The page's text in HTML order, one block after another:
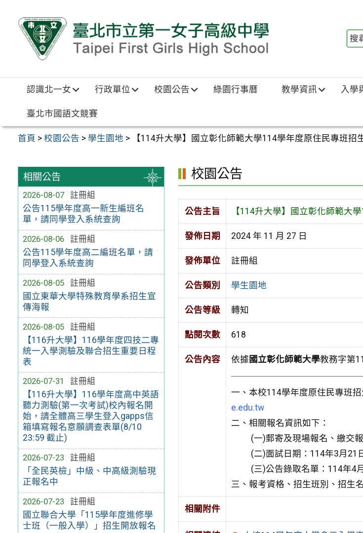
認識北一女 行政單位 校園公告 綠園行事曆 教學資訊 入學
臺北市國語文競賽
首頁 >校園公告 > 學生園地 > 【114升大學】國立彰化師範大學114學年度原住民專班招
相關公告
2026-08-07
註冊組
公告115學年度高一新生編班名
單，請同學登入系統查詢
2026-08-06
註冊組
公告115學年度高二編班名單，請
同學登入系統查詢
2026-08-05
註冊組
國立東華大學特殊教育學系招生宣
傳海報
2026-08-05
註冊組
【116升大學】116學年度四技二專
統一入學測驗及聯合招生重要日程
表
2026-07-31
註冊組
【116升大學】116學年度高中英語
聽力測驗(第一次考試)校內報名開
始，請全體高三學生登入gapps信
箱填寫報名意願調查表單(8/10
23:59 截止)
2026-07-23
註冊組
「全民英檢」中級、中高級測驗現
正報名中
2026-07-23
註冊組
國立聯合大學「115學年度進修學
士班（一般入學）」招生開放報名
校園公告
公告主旨 【114升大學】國立彰化師範大
發佈日期 2024 年 11 月 27 日
發佈單位 註冊組
公告類別 學生園地
公告等級 轉知
點閱次數 618
公告內容 依據 國立彰化師範大學教務字第
一、本校114學年度原住民專班
e.edu.tw
二、相關報名資訊如下：
(一)郵寄及現場報名、繳交
(二)面試日期：114年3月21
(三)公告錄取名單：114年4
三、報考資格、招生班別、招生
相關附件